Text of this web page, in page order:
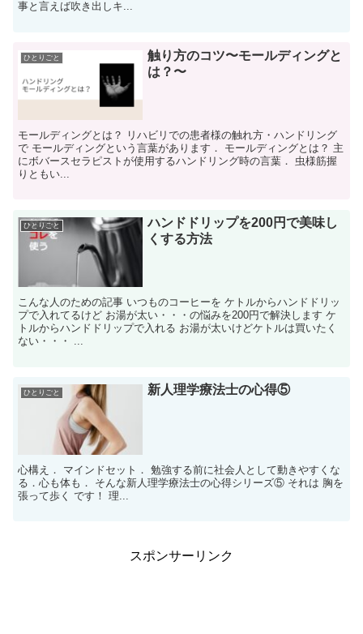
事と言えば吹き出しキ...
ひとりごと
触り方のコツ〜モールディングと
は？〜
モールディングとは？ リハビリでの患者様の触れ方・ハンドリング
で モールディングという言葉があります． モールディングとは？ 主
にボバースセラピストが使用するハンドリング時の言葉． 虫様筋握
りともい...
ひとりごと
ハンドドリップを200円で美味し
くする方法
こんな人のための記事 いつものコーヒーを ケトルからハンドドリッ
プで入れてるけど お湯が太い・・・の悩みを200円で解決します ケ
トルからハンドドリップで入れる お湯が太いけどケトルは買いたく
ない・・・ ...
ひとりごと 新人理学療法士の心得⑤
心構え． マインドセット． 勉強する前に社会人として動きやすくな
る．心も体も． そんな新人理学療法士の心得シリーズ⑤ それは 胸を
張って歩く です！ 理...
スポンサーリンク